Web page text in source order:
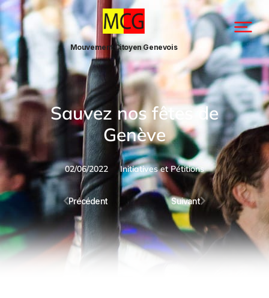
Mouvement Citoyen Genevois
Sauvez nos fêtes de
Genève
02/06/2022 Initiatives et Pétitions
Précédent Suivant